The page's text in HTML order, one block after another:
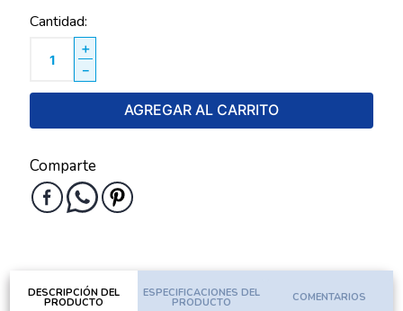
Cantidad
＋
－
AGREGAR AL CARRITO
Comparte
DESCRIPCIÓN DEL
PRODUCTO
ESPECIFICACIONES DEL
PRODUCTO COMENTARIOS